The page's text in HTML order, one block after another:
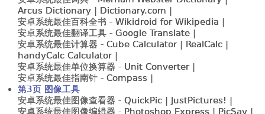
Arcus Dictionary | Dictionary.com |
安卓系统最佳百科全书 -Wikidroid for Wikipedia |
安卓系统最佳翻译工具 -Google Translate |
安卓系统最佳计算器 -Cube Calculator | RealCalc |
handyCalc Calculator |
安卓系统最佳单位换算器 -Unit Converter |
安卓系统最佳指南针 -Compass |
第3页 图像工具
安卓系统最佳图像查看器 -QuickPic | JustPictures! |
安卓系统最佳图像编辑器 -Photoshop Express | PicSay |